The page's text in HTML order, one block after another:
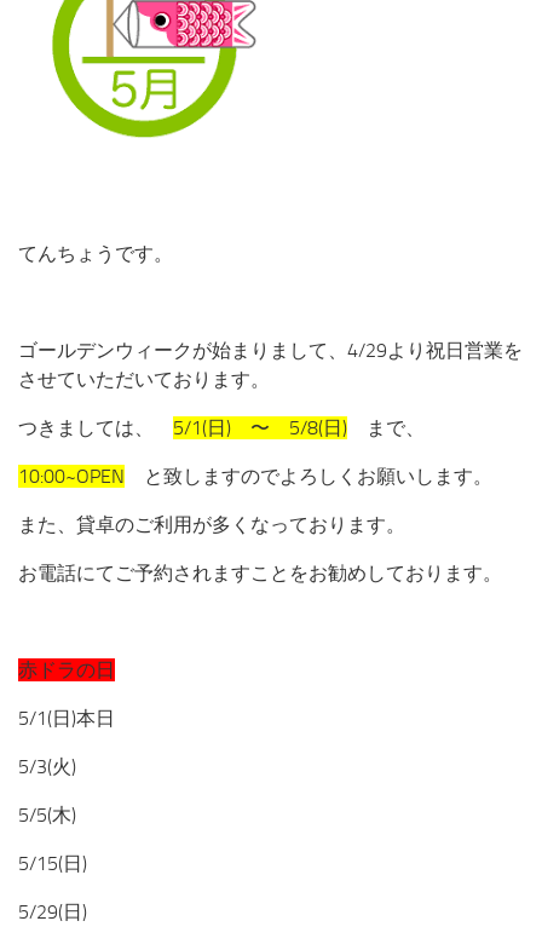
てんちょうです。
ゴールデンウィークが始まりまして、4/29より祝日営業を
させていただいております。
つきましては、 5/1(日) 〜 5/8(日) まで、
10:00~OPEN と致しますのでよろしくお願いします。
また、貸卓のご利用が多くなっております。
お電話にてご予約されますことをお勧めしております。
赤ドラの日
5/1(日)本日
5/3(火)
5/5(木)
5/15(日)
5/29(日)